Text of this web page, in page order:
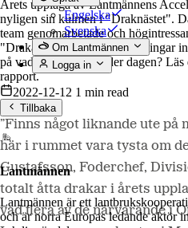
Engelska
Svenska
Om Lantmännen
Logga in
Tillbaka
Lantmännen
Lantmännen är ett
och är norra Europas ledande aktör
Årets upplaga av Lantmännens
nyligen sin kulmen i "Draknästet".
team genomarbetade och
"Drakar" från ledande befattningar
på vad som hände under dagen?
rapport.
2022-12-12 1 min read
”Finns något liknande ute på
här i rummet vara tysta om
Gustafsson, Foderchef,
totalt åtta drakar i årets
vad flera av de närvarande i